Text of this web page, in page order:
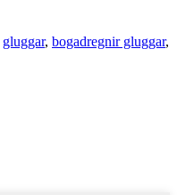
gluggar, bogadregnir gluggar,